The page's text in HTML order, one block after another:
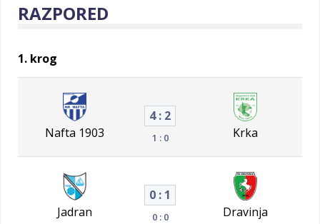
RAZPORED
1. krog
Nafta 1903
4 : 2
1 : 0 Krka
Jadran
0 : 1
0 : 0 Dravinja